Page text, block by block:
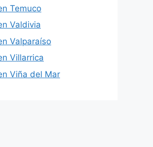
Temuco
Valdivia
Valparaíso
Villarrica
Viña del Mar